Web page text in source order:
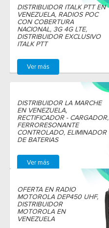
DISTRIBUIDOR ITALK PTT EN
VENEZUELA, RADIOS POC
CON COBERTURA
NACIONAL, 3G 4G LTE,
DISTRIBUIDOR EXCLUSIVO
ITALK PTT
Ver más
DISTRIBUIDOR LA MARCHE
EN VENEZUELA,
RECTIFICADOR - CARGADOR,
FERRORESONANTE
CONTROLADO, ELIMINADOR
DE BATERIAS
Ver más
OFERTA EN RADIO
MOTOROLA DEP450 UHF,
DISTRIBUIDOR
MOTOROLA EN
VENEZUELA